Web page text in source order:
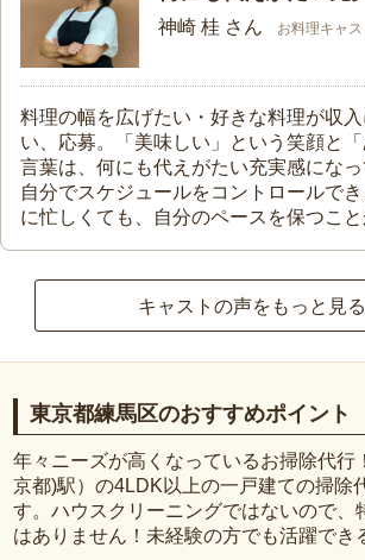
神崎 桂 さん お料理キャ
料理の幅を広げたい・好きな料理が収
い、応募。「美味しい」という笑顔と
言葉は、何にも代えがたい充実感になっ
自分でスケジュールをコントロールで
に忙しくても、自分のペースを保つこと
キャストの声をもっと見る
東京都練馬区のおすすめポイント
年々ニーズが高くなっているお掃除代行
京都)駅）の4LDK以上の一戸建ての掃除
す。ハウスクリーニングではないので、
はありません！未経験の方でも活躍でき